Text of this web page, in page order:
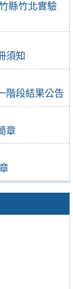
縣竹北實驗
須知
階段結果公告
章